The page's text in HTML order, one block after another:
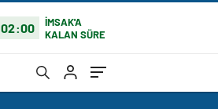
02:00
İMSAK'A
KALAN SÜRE